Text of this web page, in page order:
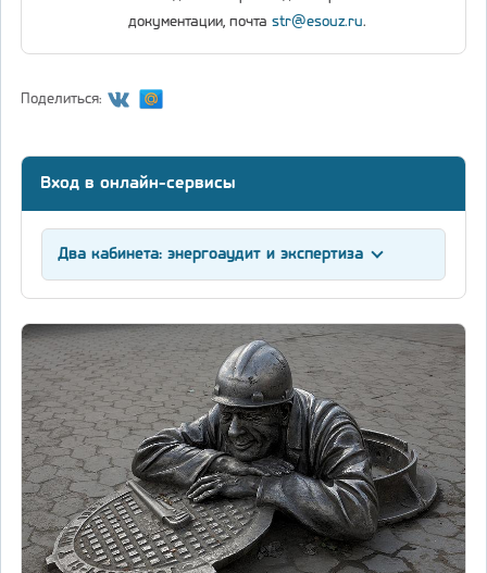
документации, почта str@esouz.ru.
Поделиться:
Вход в онлайн-сервисы
Два кабинета: энергоаудит и экспертиза